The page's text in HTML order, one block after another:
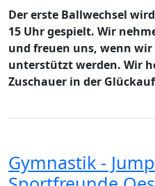
Der erste Ballwechsel
15 Uhr gespielt. Wir
und freuen uns, wenn wir
unterstützt werden. Wir
Zuschauer in der
Gymnastik -